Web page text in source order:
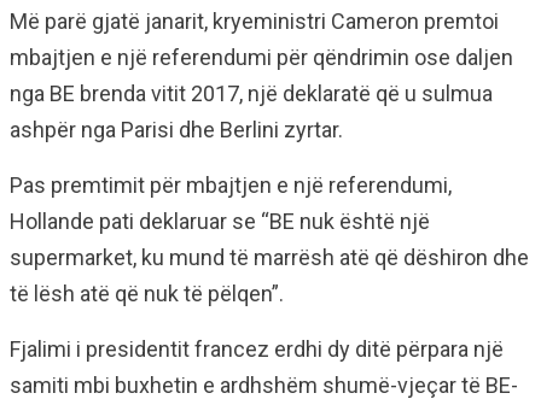
Më parë gjatë janarit, kryeministri Cameron premtoi
mbajtjen e një referendumi për qëndrimin ose daljen
nga BE brenda vitit 2017, një deklaratë që u sulmua
ashpër nga Parisi dhe Berlini zyrtar.
Pas premtimit për mbajtjen e një referendumi,
Hollande pati deklaruar se “BE nuk është një
supermarket, ku mund të marrësh atë që dëshiron dhe
të lësh atë që nuk të pëlqen”.
Fjalimi i presidentit francez erdhi dy ditë përpara një
samiti mbi buxhetin e ardhshëm shumë-vjeçar të BE-